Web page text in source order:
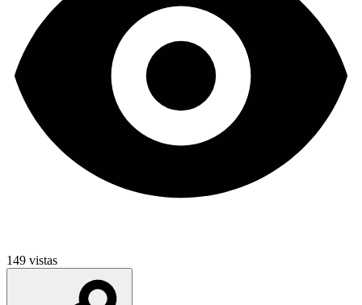
149 vistas